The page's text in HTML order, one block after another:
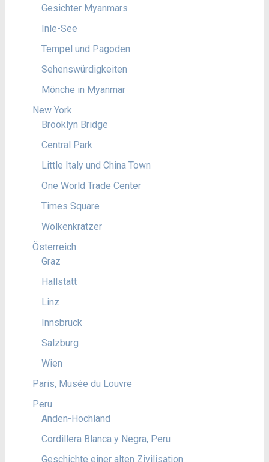
Gesichter Myanmars
Inle-See
Tempel und Pagoden
Sehenswürdigkeiten
Mönche in Myanmar
New York
Brooklyn Bridge
Central Park
Little Italy und China Town
One World Trade Center
Times Square
Wolkenkratzer
Österreich
Graz
Hallstatt
Linz
Innsbruck
Salzburg
Wien
Paris, Musée du Louvre
Peru
Anden-Hochland
Cordillera Blanca y Negra, Peru
Geschichte einer alten Zivilisation